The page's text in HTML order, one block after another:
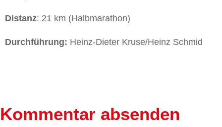
Distanz: 21 km (Halbmarathon)
Durchführung: Heinz-Dieter Kruse/Heinz Schmid
Kommentar absenden